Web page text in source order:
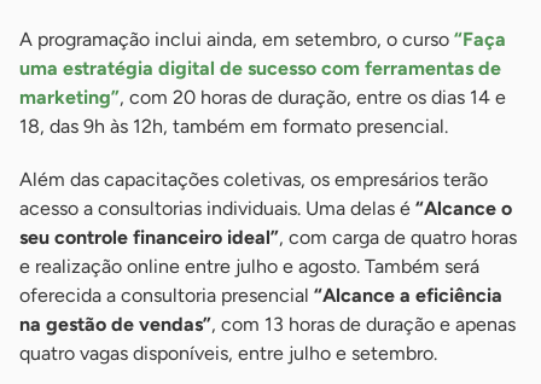
A programação inclui ainda, em setembro, o curso “Faça
uma estratégia digital de sucesso com ferramentas de
marketing”, com 20 horas de duração, entre os dias 14 e
18, das 9h às 12h, também em formato presencial.
Além das capacitações coletivas, os empresários terão
acesso a consultorias individuais. Uma delas é “Alcance o
seu controle financeiro ideal”, com carga de quatro horas
e realização online entre julho e agosto. Também será
oferecida a consultoria presencial “Alcance a eficiência
na gestão de vendas”, com 13 horas de duração e apenas
quatro vagas disponíveis, entre julho e setembro.